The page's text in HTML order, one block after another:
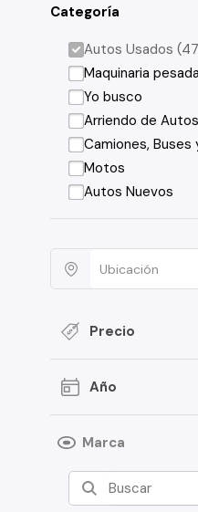
Categoría
Autos Usados
Maquinaria pesada
Yo busco
Arriendo de Autos
Camiones, Buses
Motos
Autos Nuevos
Precio
Año
Marca